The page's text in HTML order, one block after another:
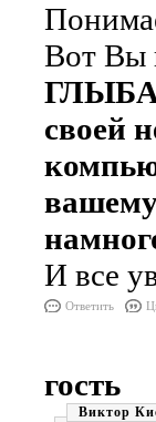
Вот Вы
ГЛЫБА
своей
И все
Ответить
гость
Виктор